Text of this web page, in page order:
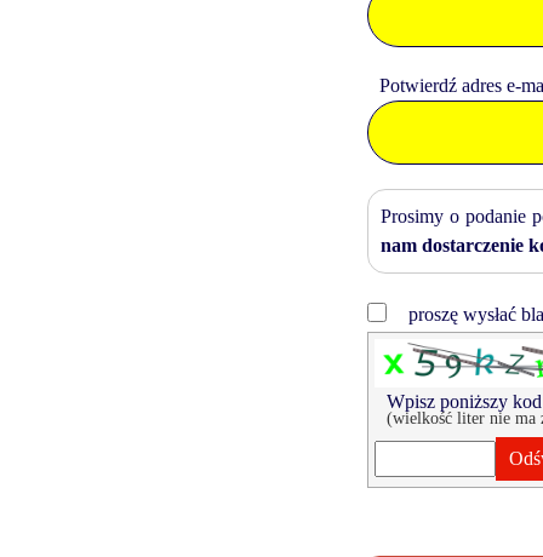
Potwierdź adres e-
Prosimy o podanie
nam dostarczenie
proszę wysłać
Wpisz poniższy kod
(wielkość liter nie ma